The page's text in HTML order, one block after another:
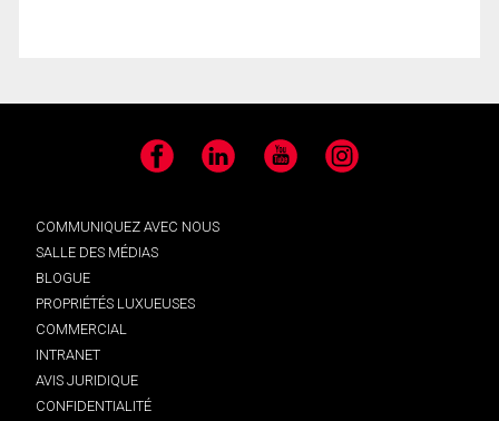
Facebook LinkedIn YouTube Instagram
COMMUNIQUEZ AVEC NOUS
SALLE DES MÉDIAS
BLOGUE
PROPRIÉTÉS LUXUEUSES
COMMERCIAL
INTRANET
AVIS JURIDIQUE
CONFIDENTIALITÉ